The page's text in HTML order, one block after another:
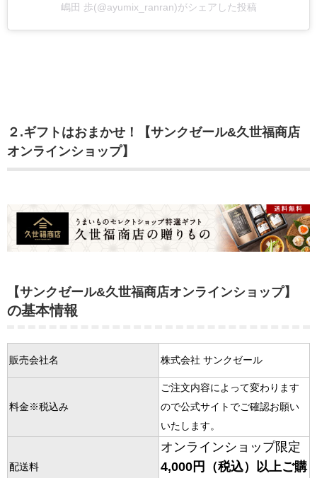
嶋田 歩(@ayumix_ranran)がシェアした投稿
２.ギフトはおまかせ！【サンクゼール&久世福商店
オンラインショップ】
【サンクゼール&久世福商店オンラインショップ】
の基本情報
販売会社名 株式会社 サンクゼール
料金※税込み
ご注文内容によって変わります
ので公式サイトでご確認お願い
いたします。
配送料
オンラインショップ限定
4,000円（税込）以上ご購